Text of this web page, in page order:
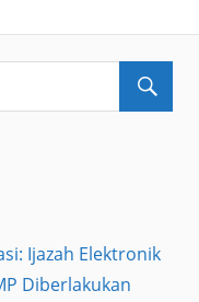
Ijazah Elektronik
Diberlakukan